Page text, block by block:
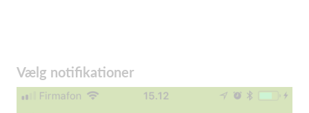
Vælg notifikationer